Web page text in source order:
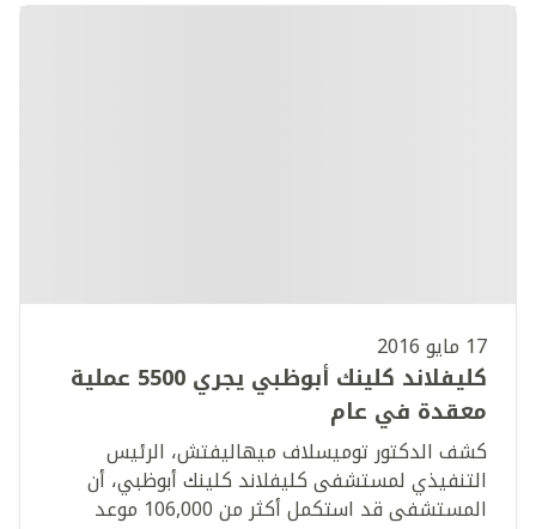
17 مايو 2016
كليفلاند كلينك أبوظبي يجري 5500 عملية
معقدة في عام
كشف الدكتور توميسلاف ميهاليفتش، الرئيس
التنفيذي لمستشفى كليفلاند كلينك أبوظبي، أن
المستشفى قد استكمل أكثر من 106,000 موعد